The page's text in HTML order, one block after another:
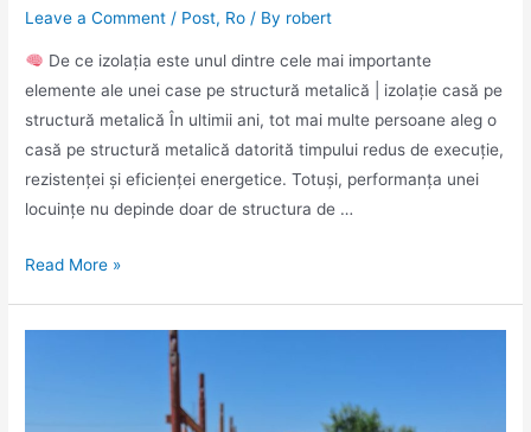
Leave a Comment / Post, Ro / By robert
De ce izolația este unul dintre cele mai importante
elemente ale unei case pe structură metalică | izolație casă pe
structură metalică În ultimii ani, tot mai multe persoane aleg o
casă pe structură metalică datorită timpului redus de execuție,
rezistenței și eficienței energetice. Totuși, performanța unei
locuințe nu depinde doar de structura de …
Read More »